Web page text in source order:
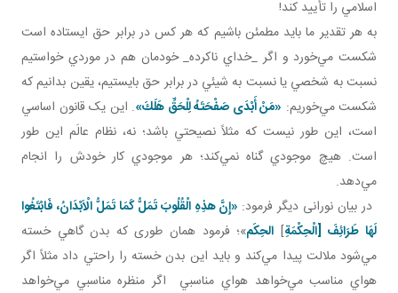
اسلامي را تأييد کند!
به هر تقدير ما بايد مطمئن باشيم که هر کس در برابر حق ايستاده است
شکست مي‌خورد و اگر _خداي ناکرده_ خودمان هم در موردي خواستيم
نسبت به شخصي يا نسبت به شيئي در برابر حق بايستيم، يقين بدانيم که
شکست مي‌خوريم: «مَنْ أَبْدَى صَفْحَتَهُ لِلْحَقِّ هَلَكَ». اين يک قانون اساسي
است، اين‌ طور نيست که مثلاً نصيحتي باشد؛ نه، نظام عالَم اين ‌طور
است. هيچ موجودي گناه نمي‌کند؛ هر موجودي کار خودش را انجام
مي‌دهد.
در بيان نورانی ديگر فرمود: «إِنَّ هذِهِ الْقُلُوبَ تَمَلُّ كَمَا تَمَلُّ الْاَبْدَانُ، فَابْتَغُوا
لَهَا طَرَائِفَ [الْحِكْمَةِ] الحِکَم»؛ فرمود همان طوری که بدن گاهي خسته
مي‌شود ملالت پيدا مي‌کند و بايد اين بدن خسته را راحتي داد مثلاً اگر
هواي مناسب مي‌خواهد هواي مناسبي اگر منظره مناسبي مي‌خواهد